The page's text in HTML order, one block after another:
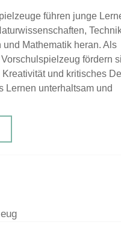
führen junge
und Mathematik heran. Als
fördern
und kritisches
Lernen unterhaltsam und